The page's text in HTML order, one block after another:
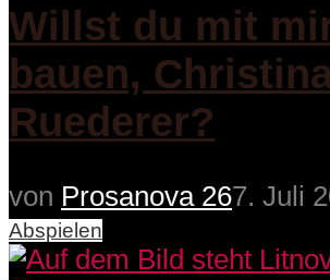
Willst du mit
bauen,
Ruederer?
von Prosanova 267. Juli
Abspielen